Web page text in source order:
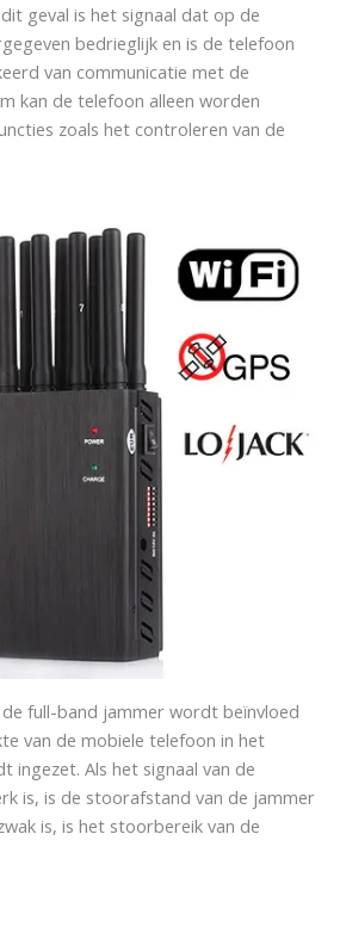
geval is het signaal dat op de
bedrieglijk en is de telefoon
van communicatie met de
kan de telefoon alleen worden
zoals het controleren van de
full-band jammer wordt beïnvloed
van de mobiele telefoon in het
ingezet. Als het signaal van de
is, is de stoorafstand van de jammer
is, is het stoorbereik van de